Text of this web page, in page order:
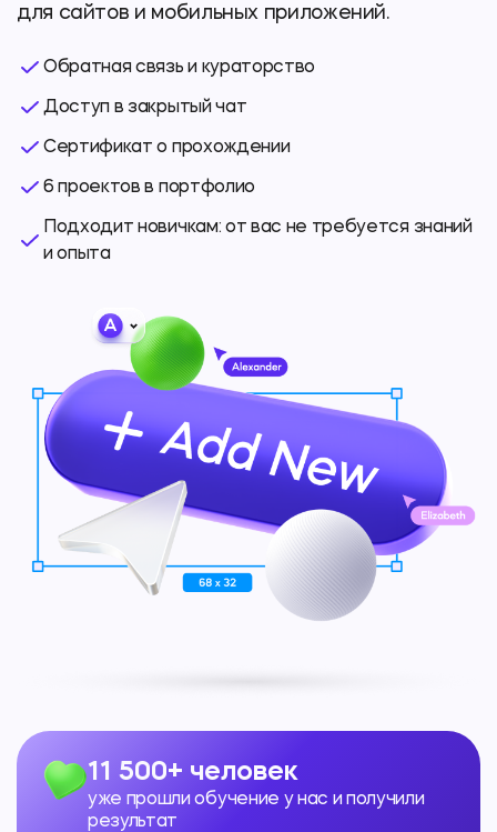
для сайтов и мобильных приложений.
Обратная связь и кураторство
Доступ в закрытый чат
Сертификат о прохождении
6 проектов в портфолио
Подходит новичкам: от вас не требуется знаний
и опыта
11 500+ человек
уже прошли обучение у нас и получили
результат